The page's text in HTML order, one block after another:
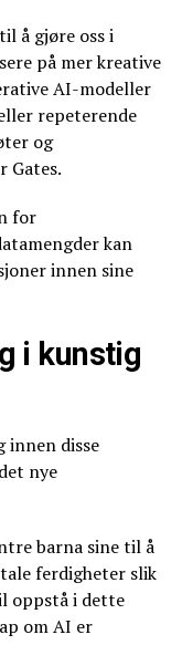
å gjøre oss i
på mer kreative
AI-modeller
repeterende
og
Gates.
for
kan
innen sine
i kunstig
innen disse
nye
barna sine til å
ferdigheter slik
oppstå i dette
om AI er